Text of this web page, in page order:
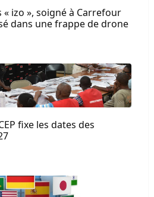
« izo », soigné à Carrefour
dans une frappe de drone
fixe les dates des